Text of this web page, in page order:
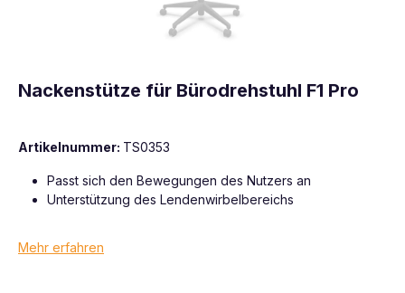
Nackenstütze für Bürodrehstuhl F1 Pro
Artikelnummer: TS0353
Passt sich den Bewegungen des Nutzers an
Unterstützung des Lendenwirbelbereichs
Mehr erfahren